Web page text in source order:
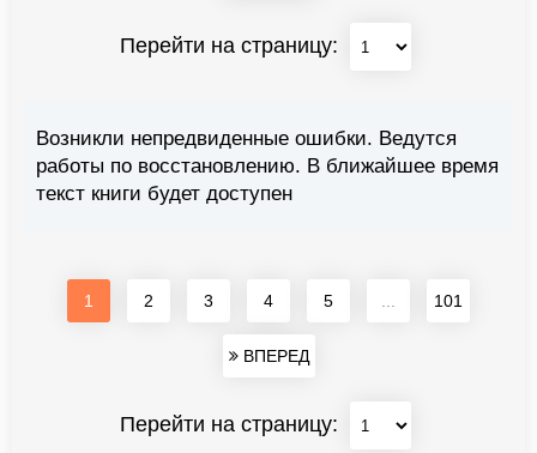
Перейти на страницу:
Возникли непредвиденные ошибки. Ведутся
работы по восстановлению. В ближайшее время
текст книги будет доступен
1 2 3 4 5 101
ВПЕРЕД
Перейти на страницу: